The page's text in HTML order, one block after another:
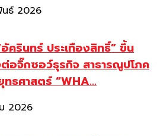
ธ์ 2026
ครินทร์ ประเทืองสิทธิ์” ขึ้น
ต่อจิ๊กซอว์ธุรกิจ สาธารณูปโภค
ธศาสตร์ “WHA...
2026